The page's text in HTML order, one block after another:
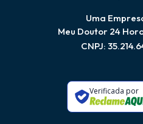
Uma
Meu Doutor 24
CNPJ:
Verificada por